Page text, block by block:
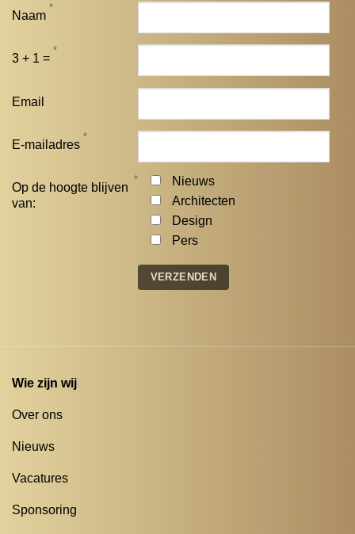
Naam
*
3 + 1 =
*
Email
E-mailadres
*
Op de hoogte blijven
van:
*
Nieuws
Architecten
Design
Pers
Wie zijn wij
Over ons
Nieuws
Vacatures
Sponsoring